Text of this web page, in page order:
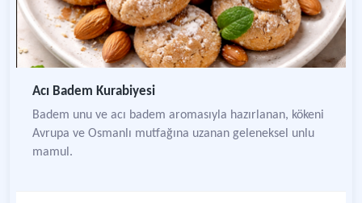
Acı Badem Kurabiyesi
Badem unu ve acı badem aromasıyla hazırlanan, kökeni
Avrupa ve Osmanlı mutfağına uzanan geleneksel unlu
mamul.